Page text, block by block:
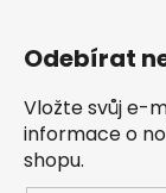
Odebírat
Vložte svůj e-
informace o
shopu.